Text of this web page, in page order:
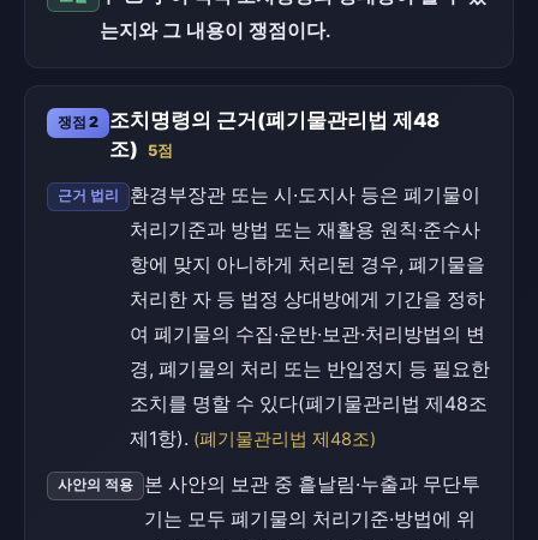
는지와 그 내용이 쟁점이다.
쟁점 2
조치명령의 근거(폐기물관리법 제48
조) 5점
근거 법리
환경부장관 또는 시·도지사 등은 폐기물이
처리기준과 방법 또는 재활용 원칙·준수사
항에 맞지 아니하게 처리된 경우, 폐기물을
처리한 자 등 법정 상대방에게 기간을 정하
여 폐기물의 수집·운반·보관·처리방법의 변
경, 폐기물의 처리 또는 반입정지 등 필요한
조치를 명할 수 있다(폐기물관리법 제48조
제1항). (폐기물관리법 제48조)
사안의 적용
본 사안의 보관 중 흩날림·누출과 무단투
기는 모두 폐기물의 처리기준·방법에 위